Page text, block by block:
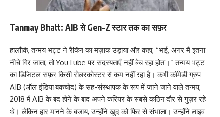
Tanmay Bhatt: AIB से Gen-Z स्टार तक का सफ़र
हालाँकि, तन्मय भट्ट ने रैंकिंग का मज़ाक उड़ाया और कहा, “भाई, अगर मैं इतना
नीचे गिर जाता, तो YouTube पर सदस्यताएँ नहीं बेच रहा होता।” तन्मय भट्ट
का डिजिटल सफ़र किसी रोलरकोस्टर से कम नहीं रहा है। कभी कॉमेडी ग्रुप
AIB (ऑल इंडिया बकचोद) के सह-संस्थापक के रूप में जाने जाने वाले तन्मय,
2018 में AIB के बंद होने के बाद अपने करियर के सबसे कठिन दौर से गुज़र रहे
थे। लेकिन हार मानने के बजाय, उन्होंने खुद को फिर से संभाला। उन्होंने लाइव